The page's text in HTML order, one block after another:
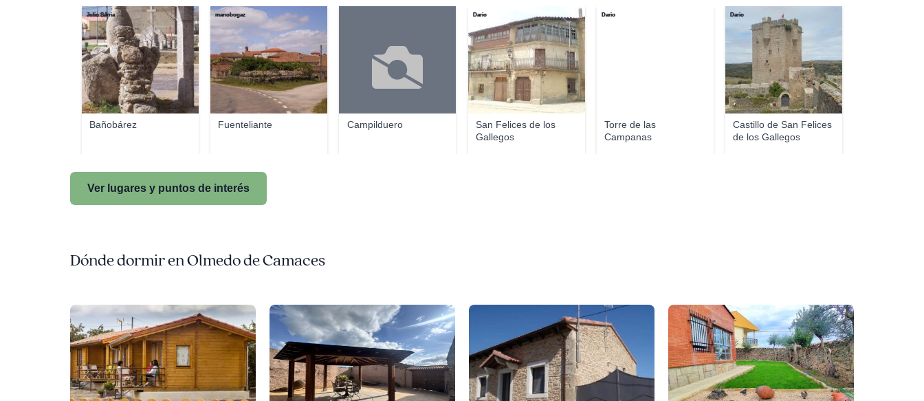
Bañobárez
Julio Sarria
Fuenteliante
manobogaz
Campilduero
San Felices de los
Gallegos
Dario
Torre de las
Campanas
Dario
Castillo de San Felices
de los Gallegos
Dario
Ver lugares y puntos de interés
Dónde dormir en Olmedo de Camaces